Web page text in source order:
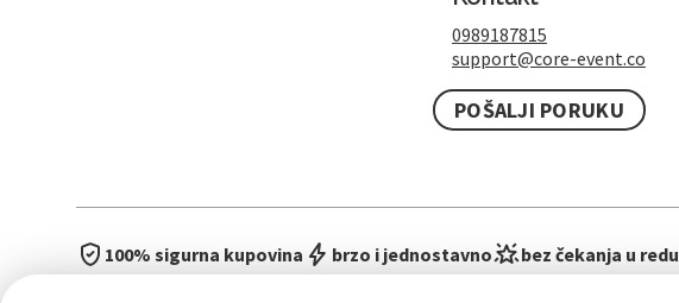
0989187815
support@core-event.co
POŠALJI PORUKU
100% sigurna kupovina brzo i jednostavno bez čekanja u redu